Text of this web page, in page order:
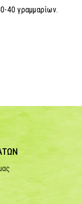
40 γραμμαρίων.